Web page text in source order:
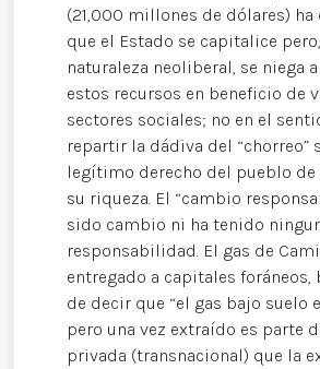
(21,000 millones de dólares) ha
que el Estado se capitalice
naturaleza neoliberal, se niega
estos recursos en beneficio de
sectores sociales; no en el
repartir la dádiva del “chorreo”
legítimo derecho del pueblo
su riqueza. El “cambio
sido cambio ni ha tenido
responsabilidad. El gas de
entregado a capitales foráneos,
de decir que “el gas bajo suelo
pero una vez extraído es parte
privada (transnacional) que la